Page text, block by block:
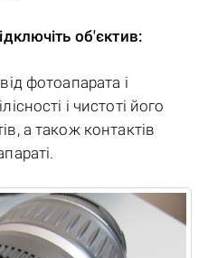
об'єктив:
фотоапарата і
і чистоті його
а також контактів